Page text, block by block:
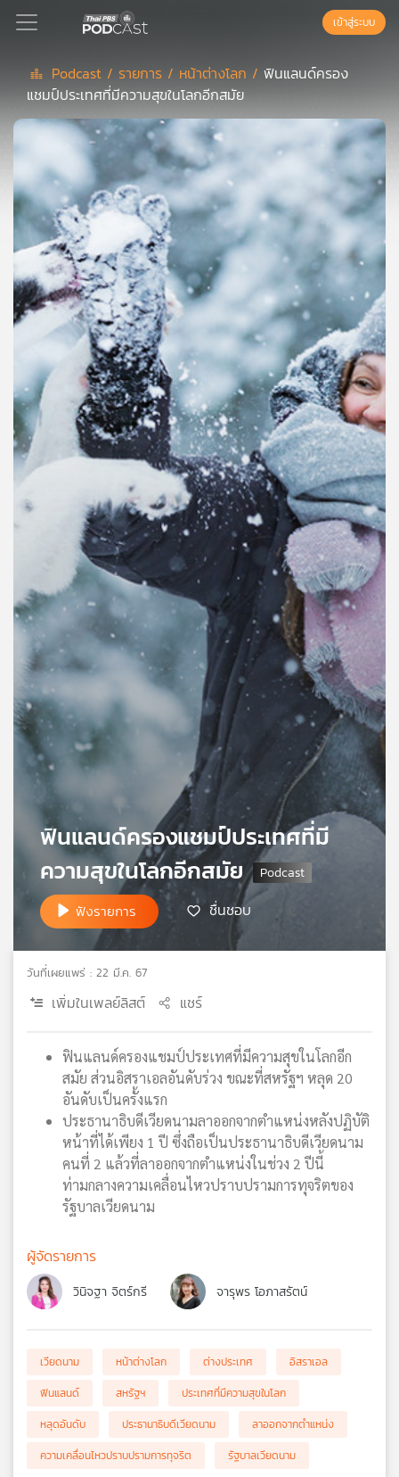
Podcast
เพล
ย์
ลิ
สต์
แนะนำ
เพล
ย์
สต์
ของ
คุณ
เพลง
ข่าว
และ
กิจกรรม
เกี่ยว
กับ
เรา
แผนที่
เข้าสู่ระบบ
Podcast / รายการ / หน้าต่างโลก / ฟินแลนด์ครอง
แชมป์ประเทศที่มีความสุขในโลกอีกสมัย
ฟินแลนด์ครองแชมป์ประเทศที่มี
ความสุขในโลกอีกสมัย
ฟังรายการ ชื่นชอบ
วันที่เผยแพร่ : 22 มี.ค. 67
เพิ่มในเพลย์ลิสต์ แชร์
ฟินแลนด์ครองแชมป์ประเทศที่มีความสุขในโลกอีก
สมัย ส่วนอิสราเอลอันดับร่วง ขณะที่สหรัฐฯ หลุด 20
อันดับเป็นครั้งแรก
ประธานาธิบดีเวียดนามลาออกจากตำแหน่งหลังปฏิบัติ
หน้าที่ได้เพียง 1 ปี ซึ่งถือเป็นประธานาธิบดีเวียดนาม
คนที่ 2 แล้วที่ลาออกจากตำแหน่งในช่วง 2 ปีนี้
ท่ามกลางความเคลื่อนไหวปราบปรามการทุจริตของ
รัฐบาลเวียดนาม
ผู้จัดรายการ
วินิจฐา จิตร์กรี จารุพร โอภาสรัตน์
เวียดนาม หน้าต่างโลก ต่างประเทศ
อิสราเอล
ฟินแลนด์
สหรัฐฯ
ประเทศที่มีความสุขในโลก
หลุดอันดับ
ประธานาธิบดีเวียดนาม
ลาออกจากตำแหน่ง
ความเคลื่อนไหวปราบปรามการทุจริต
รัฐบาลเวียดนาม